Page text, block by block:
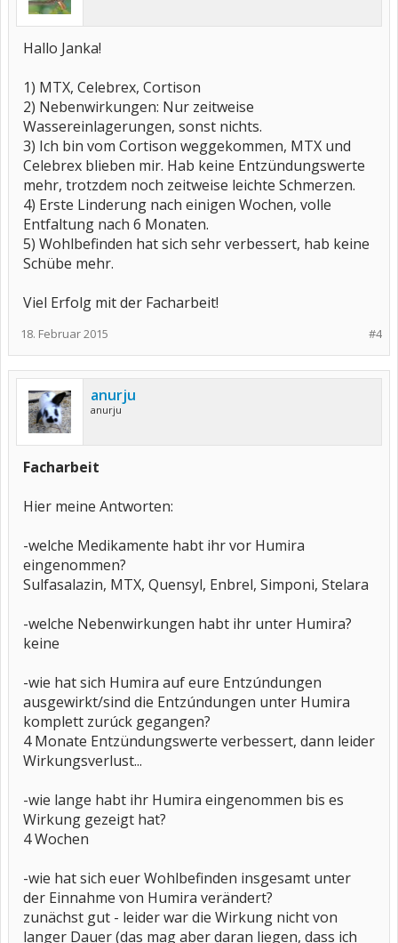
Hallo Janka!
1) MTX, Celebrex, Cortison
2) Nebenwirkungen: Nur zeitweise
Wassereinlagerungen, sonst nichts.
3) Ich bin vom Cortison weggekommen, MTX und
Celebrex blieben mir. Hab keine Entzündungswerte
mehr, trotzdem noch zeitweise leichte Schmerzen.
4) Erste Linderung nach einigen Wochen, volle
Entfaltung nach 6 Monaten.
5) Wohlbefinden hat sich sehr verbessert, hab keine
Schübe mehr.
Viel Erfolg mit der Facharbeit!
#4
18. Februar 2015
anurju
anurju
Facharbeit
Hier meine Antworten:
-welche Medikamente habt ihr vor Humira
eingenommen?
Sulfasalazin, MTX, Quensyl, Enbrel, Simponi, Stelara
-welche Nebenwirkungen habt ihr unter Humira?
keine
-wie hat sich Humira auf eure Entzúndungen
ausgewirkt/sind die Entzúndungen unter Humira
komplett zurúck gegangen?
4 Monate Entzündungswerte verbessert, dann leider
Wirkungsverlust...
-wie lange habt ihr Humira eingenommen bis es
Wirkung gezeigt hat?
4 Wochen
-wie hat sich euer Wohlbefinden insgesamt unter
der Einnahme von Humira verändert?
zunächst gut - leider war die Wirkung nicht von
langer Dauer (das mag aber daran liegen, dass ich